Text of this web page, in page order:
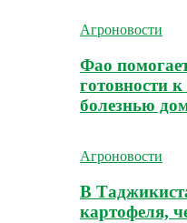
Агроновости
Фао
готовности
болезнью
Агроновости
В
картофеля,